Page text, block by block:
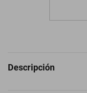
Descripción